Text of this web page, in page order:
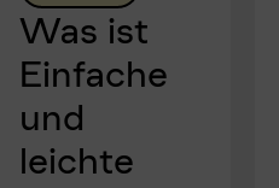
Was ist
Einfache
und
leichte